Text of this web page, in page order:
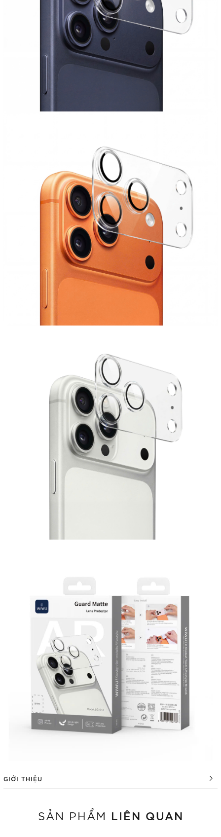
GIỚI THIỆU
SẢN PHẨM LIÊN QUAN